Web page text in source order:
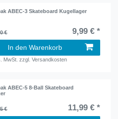
ABEC-3 Skateboard Kugellager
€ 9,99 € *
In den Warenkorb
MwSt. zzgl.Versandkosten
ABEC-5 8-Ball Skateboard
€ 11,99 € *